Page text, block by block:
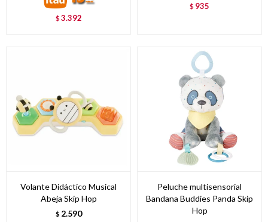
$3.392
$ 935
Volante Didáctico Musical
Abeja Skip Hop
$ 2.590
Peluche multisensorial
Bandana Buddies Panda Skip
Hop